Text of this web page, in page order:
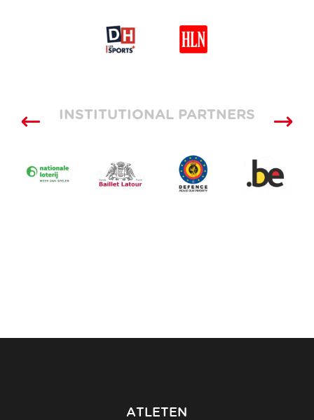
SUPPLIERS
INSTITUTIONAL PARTNERS
ATLETEN